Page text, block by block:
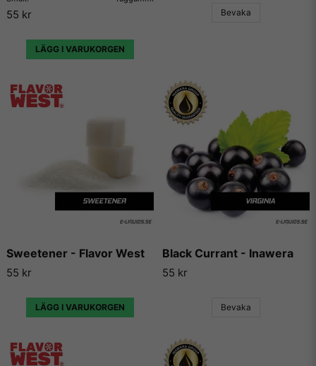
55 kr
LÄGG I VARUKORGEN
Bevaka
Sweetener - Flavor West
55 kr
LÄGG I VARUKORGEN
Black Currant - Inawera
55 kr
Bevaka
Vill du ha tips på blandningar och recept som du kan
använda dessa aromer till, så finns det en hel uppsjö av
lägga ut sina egna e-juice recept. Vi väljer dock att inte länka
vidare till några sådana recept då vi inte vill rekommendera